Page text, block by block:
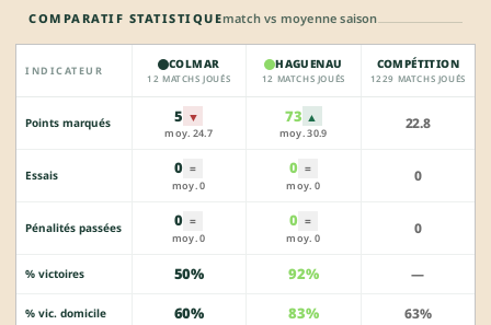
COMPARATIF STATISTIQUEmatch vs moyenne saison
INDICATEUR COLMAR
12 MATCHS JOUÉS
HAGUENAU
12 MATCHS JOUÉS
COMPÉTITION
1229 MATCHS JOUÉS
Points marqués 5 ▼
moy. 24.7
73 ▲
moy. 30.9
22.8
Essais 0 =
moy. 0
0 =
moy. 0
0
Pénalités passées 0 =
moy. 0
0 =
moy. 0
0
% victoires 50% 92% —
% vic. domicile 60% 83% 63%